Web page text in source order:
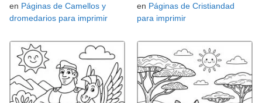
en Páginas de Camellos y
dromedarios para imprimir
en Páginas de Cristiandad
para imprimir